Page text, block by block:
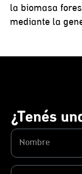
la biomasa
mediante la
¿Tenés